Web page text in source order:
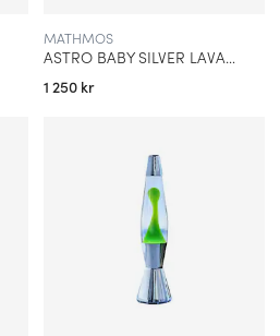
MATHMOS
ASTRO BABY SILVER LAVALAMPA BLÅ MED GUL LAVA
1 250 kr